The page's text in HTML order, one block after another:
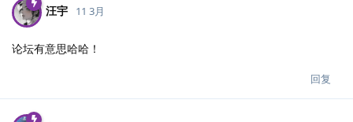
汪宇 11 3月
论坛有意思哈哈！
回复